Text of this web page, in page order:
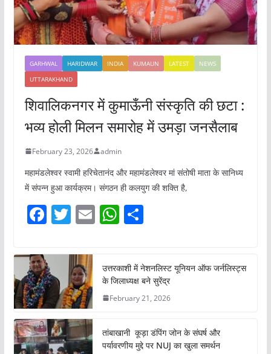
GARHWAL HARIDWAR INDIA KUMAUN LATEST
NEWS
UTTARAKHAND
शिवालिकनगर में कुमाऊँनी संस्कृति की छटा :
भव्य होली मिलन समारोह में उमड़ा जनसैलाब
February 23, 2026 admin
महामंडलेश्वर स्वामी हरिचेतानंद और महामंडलेश्वर मां संतोषी माता के सानिध्य
में संपन्न हुआ कार्यक्रम। संगठन ही कलयुग की शक्ति है,
F
c
e
b
o
o
T
itt
er
E W
s
A
p
S
e
उत्तरकाशी में नेशनलिस्ट यूनियन ऑफ जर्नलिस्ट्स
के जिलाध्यक्ष बने सुरेंद्र
February 21, 2026
तांबाखानी कूड़ा डंपिंग जोन के संघर्ष और
पर्यावरणीय मुद्दे पर NUJ का खुला समर्थन